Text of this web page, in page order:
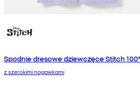
Spodnie dresowe dziewczęce Stitch
z szerokimi nogawkami